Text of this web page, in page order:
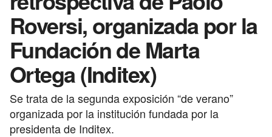
Roversi, organizada por la
Fundación de Marta
Ortega (Inditex)
Se trata de la segunda exposición “de verano”
organizada por la institución fundada por la
presidenta de Inditex.